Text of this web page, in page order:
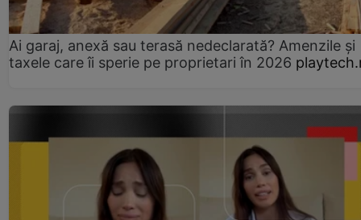
Ai garaj, anexă sau terasă nedeclarată? Amenzile și
taxele care îi sperie pe proprietari în 2026